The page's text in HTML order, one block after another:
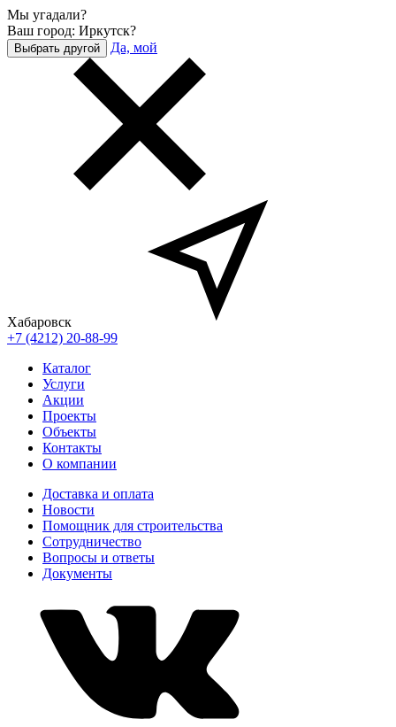
Мы угадали?
Ваш город: Иркутск?
Выбрать другой Да, мой
Хабаровск
+7 (4212) 20-88-99
Каталог
Услуги
Акции
Проекты
Объекты
Контакты
О компании
Доставка и оплата
Новости
Помощник для строительства
Сотрудничество
Вопросы и ответы
Документы